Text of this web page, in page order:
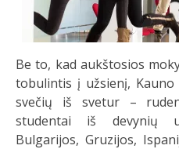
Be to, kad aukštosios
tobulintis į užsienį,
svečių iš svetur –
studentai iš devynių
Bulgarijos, Gruzijos,